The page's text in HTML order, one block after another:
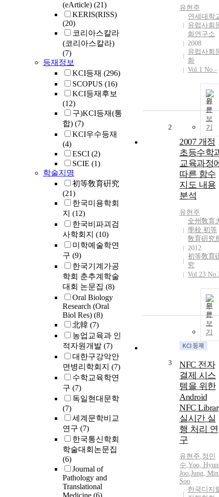
(eArticle) (21)
KERIS(RISS)
(20)
코리아스칼라
(코리아스칼라)
(7)
등재정보
KCI등재 (296)
SCOPUS (16)
KCI등재후보
(12)
구)KCI등재(통
합) (7)
KCI우수등재
(4)
ESCI (2)
SCIE (1)
학술지명
初等敎育硏究
(21)
한국미용학회
지 (12)
한국비파괴검
사학회지 (10)
미학예술학연
구 (9)
한국기계가공
학회 춘추계학술
대회 논문집 (8)
Oral Biology
Research (Oral
Biol Res) (8)
北韓 (7)
농업교육과 인
적자원개발 (7)
대한구강악안
면병리학회지 (7)
수학교육학연
구 (7)
독일현대문학
(7)
세계문학비교
연구 (7)
한국통신학회
학술대회논문집
(6)
Journal of
Pathology and
Translational
유현주
연세대학
유럽사회
화연구소
2008
유럽사회
화
Vol.1 No.-
원
문
보
기
2
2007 개정
초등수학
교육과정
따른 함수
지도 내용
분석
유현주
全州敎育
學校 初等
敎育硏究
2012
初等敎育
究
Vol.23
원
문
보
기
3
NFC 전자
결제 시스
템을 위한
Android
NFC
실시간 실
행 처리 연
구
유현주,정민
수,Yoo,
Joo,Jung,
Soo
한국디지